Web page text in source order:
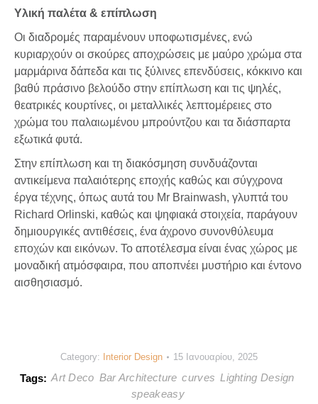
Υλική παλέτα & επίπλωση
Οι διαδρομές παραμένουν υποφωτισμένες, ενώ
κυριαρχούν οι σκούρες αποχρώσεις με μαύρο χρώμα στα
μαρμάρινα δάπεδα και τις ξύλινες επενδύσεις, κόκκινο και
βαθύ πράσινο βελούδο στην επίπλωση και τις ψηλές,
θεατρικές κουρτίνες, οι μεταλλικές λεπτομέρειες στο
χρώμα του παλαιωμένου μπρούντζου και τα διάσπαρτα
εξωτικά φυτά.
Στην επίπλωση και τη διακόσμηση συνδυάζονται
αντικείμενα παλαιότερης εποχής καθώς και σύγχρονα
έργα τέχνης, όπως αυτά του Mr Brainwash, γλυπτά του
Richard Orlinski, καθώς και ψηφιακά στοιχεία, παράγουν
δημιουργικές αντιθέσεις, ένα άχρονο συνονθύλευμα
εποχών και εικόνων. Το αποτέλεσμα είναι ένας χώρος με
μοναδική ατμόσφαιρα, που αποπνέει μυστήριο και έντονο
αισθησιασμό.
Category: Interior Design 15 Ιανουαρίου, 2025
Tags: Art Deco Bar Architecture curves Lighting Design
speakeasy